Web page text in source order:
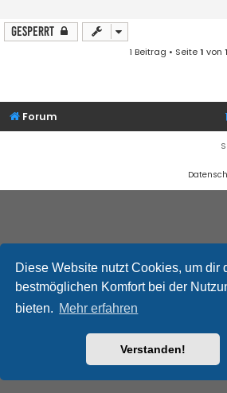
Diese Website nutzt Cookies, um dir
bestmöglichen Komfort bei der
bieten. Mehr erfahren
Verstanden!
Gesperrt
1 Beitrag • Seite1 von 1
Forum